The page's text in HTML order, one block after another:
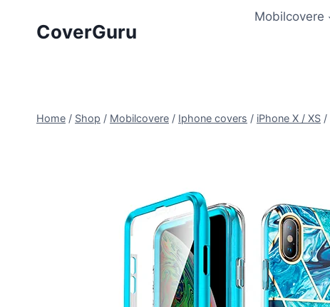
CoverGuru
Mobilcovere
Home / Shop / Mobilcovere / Iphone covers / iPhone X / XS /